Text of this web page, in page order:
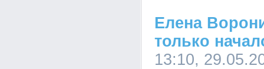
Елена
только
13:10,